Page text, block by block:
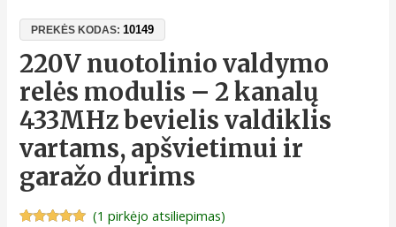
PREKĖS KODAS:10149
220V nuotolinio valdymo
relės modulis – 2 kanalų
433MHz bevielis valdiklis
vartams, apšvietimui ir
garažo durims
(1 pirkėjo atsiliepimas)